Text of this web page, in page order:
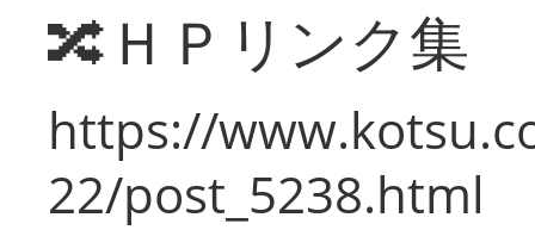
🔀ＨＰリンク集
https://
22/post_5238.html